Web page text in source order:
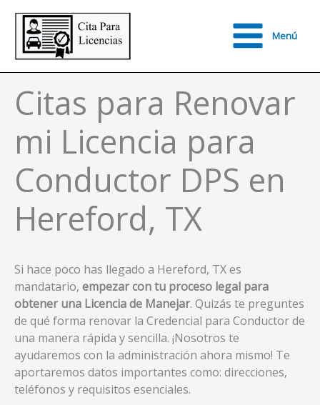
contenido
Main
Menú
Citas para Renovar
mi Licencia para
Conductor DPS en
Hereford, TX
Si hace poco has llegado a Hereford, TX es
mandatario, empezar con tu proceso legal para
obtener una Licencia de Manejar. Quizás te preguntes
de qué forma renovar la Credencial para Conductor de
una manera rápida y sencilla. ¡Nosotros te
ayudaremos con la administración ahora mismo! Te
aportaremos datos importantes como: direcciones,
teléfonos y requisitos esenciales.